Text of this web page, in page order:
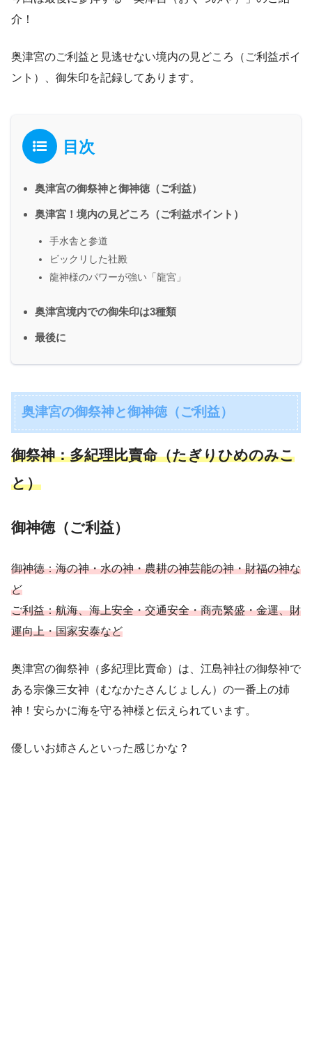
介！
奥津宮のご利益と見逃せない境内の見どころ（ご利益ポイ
ント）、御朱印を記録してあります。
目次
奥津宮の御祭神と御神徳（ご利益）
奥津宮！境内の見どころ（ご利益ポイント）
手水舎と参道
ビックリした社殿
龍神様のパワーが強い「龍宮」
奥津宮境内での御朱印は3種類
最後に
奥津宮の御祭神と御神徳（ご利益）
御祭神：多紀理比賣命（たぎりひめのみこ
と）
御神徳（ご利益）
御神徳：海の神・水の神・農耕の神芸能の神・財福の神な
ど
ご利益：航海、海上安全・交通安全・商売繁盛・金運、財
運向上・国家安泰など
奥津宮の御祭神（多紀理比賣命）は、江島神社の御祭神で
ある宗像三女神（むなかたさんじょしん）の一番上の姉
神！安らかに海を守る神様と伝えられています。
優しいお姉さんといった感じかな？